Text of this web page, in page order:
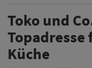
Toko und
Küche